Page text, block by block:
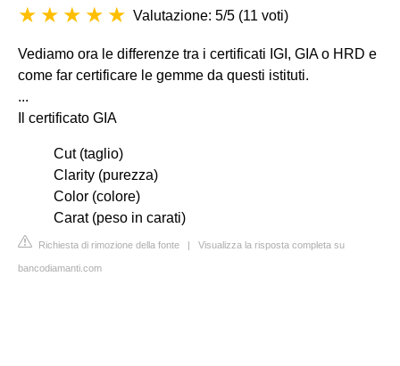
Valutazione: 5/5 (11 voti)
Vediamo ora le differenze tra i certificati IGI, GIA o HRD e
come far certificare le gemme da questi istituti.
...
Il certificato GIA
Cut (taglio)
Clarity (purezza)
Color (colore)
Carat (peso in carati)
Richiesta di rimozione della fonte | Visualizza la risposta completa su
bancodiamanti.com